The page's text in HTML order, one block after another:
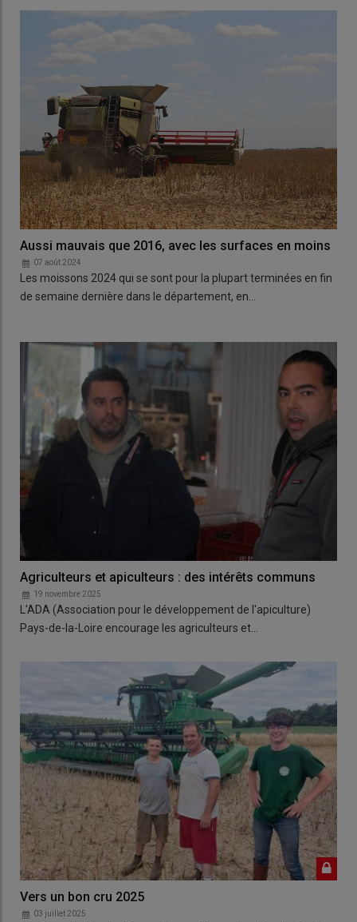
Aussi mauvais que 2016, avec les surfaces en moins
07 août 2024
Les moissons 2024 qui se sont pour la plupart terminées en fin
de semaine dernière dans le département, en…
Agriculteurs et apiculteurs : des intérêts communs
19 novembre 2025
L'ADA (Association pour le développement de l'apiculture)
Pays-de-la-Loire encourage les agriculteurs et…
Vers un bon cru 2025
03 juillet 2025